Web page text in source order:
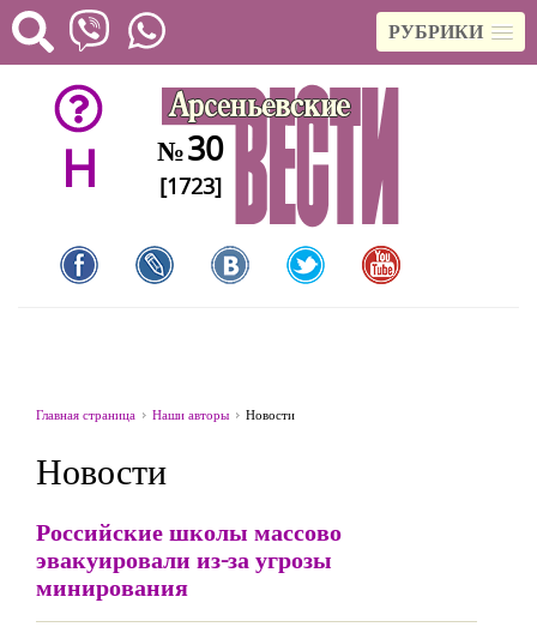
РУБРИКИ
H №30
[1723]
Главная страница Наши авторы Новости
Новости
Российские школы массово
эвакуировали из-за угрозы
минирования